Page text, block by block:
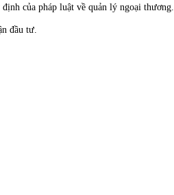
của pháp luật về quản lý ngoại thương.
đầu tư.